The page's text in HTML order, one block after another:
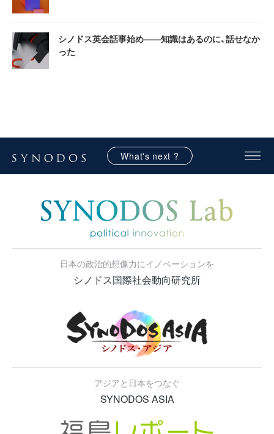
シノドス英会話事始め——知識はあるのに、話せなか
った
What's next ?
日本の政治的想像力にイノベーションを
シノドス国際社会動向研究所
アジアと日本をつなぐ
SYNODOS ASIA